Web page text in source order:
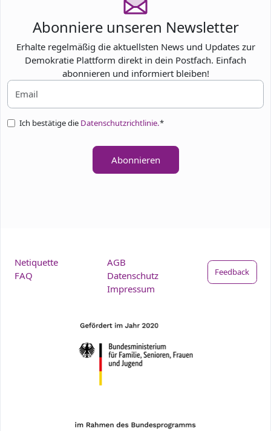
Abonniere unseren Newsletter
Erhalte regelmäßig die aktuellsten News und Updates zur
Demokratie Plattform direkt in dein Postfach. Einfach
abonnieren und informiert bleiben!
Ich bestätige die Datenschutzrichtlinie.*
Abonnieren
Netiquette
FAQ
AGB
Datenschutz
Impressum
Feedback